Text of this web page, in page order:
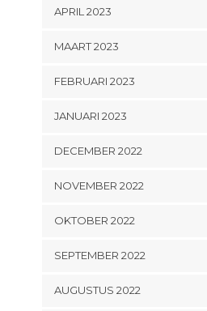
APRIL 2023
MAART 2023
FEBRUARI 2023
JANUARI 2023
DECEMBER 2022
NOVEMBER 2022
OKTOBER 2022
SEPTEMBER 2022
AUGUSTUS 2022